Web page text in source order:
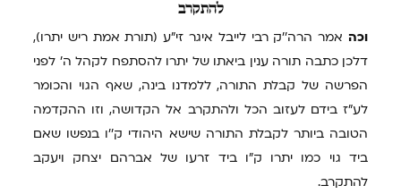
להתקרב
וכה אמר הרה''ק רבי לייבל איגר זי"ע (תורת אמת ריש יתרו),
דלכן כתבה תורה ענין ביאתו של יתרו להסתפח לקהל ה' לפני
הפרשה של קבלת התורה, ללמדנו בינה, שאף הגוי והכומר
לע"ז בידם לעזוב הכל ולהתקרב אל הקדושה, וזו ההקדמה
הטובה ביותר לקבלת התורה שישא היהודי ק''ו בנפשו שאם
ביד גוי כמו יתרו ק"ו ביד זרעו של אברהם יצחק ויעקב
להתקרב.